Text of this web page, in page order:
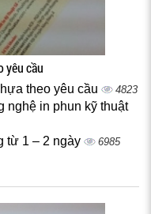
yêu cầu
theo yêu cầu 4823
nghệ in phun kỹ thuật
từ 1 – 2 ngày 6985